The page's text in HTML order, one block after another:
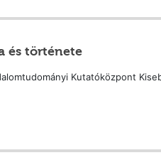
és története
Kutatóközpont